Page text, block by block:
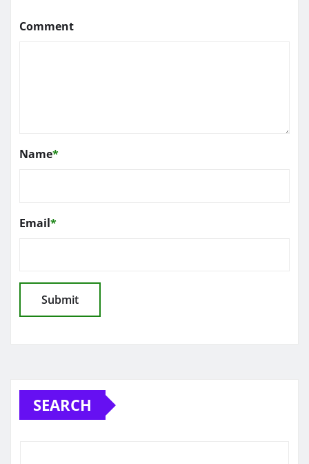
Comment
Name*
Email*
SEARCH